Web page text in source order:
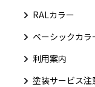
RALカラー
ベーシックカラ
利用案内
塗装サービス